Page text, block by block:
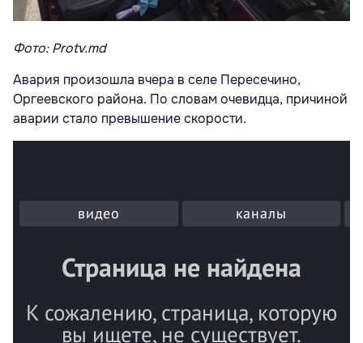
Фото: Protv.md
Авария произошла вчера в селе Пересечино,
Оргеевского района. По словам очевидца, причиной
аварии стало превышение скорости.